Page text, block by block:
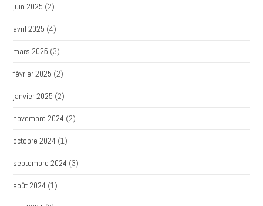
juin 2025 (2)
avril 2025 (4)
mars 2025 (3)
février 2025 (2)
janvier 2025 (2)
novembre 2024 (2)
octobre 2024 (1)
septembre 2024 (3)
août 2024 (1)